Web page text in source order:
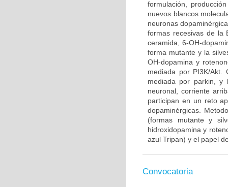
formulación,
nuevos blancos
neuronas
formas recesivas de la
ceramida, 6-OH-
forma mutante y la
OH-dopamina y
mediada por PI3K/
mediada por parkin, y
neuronal, corriente
participan en un reto
dopaminérgicas.
(formas mutante y
hidroxidopamina y
azul Tripan) y el papel
Convocatoria